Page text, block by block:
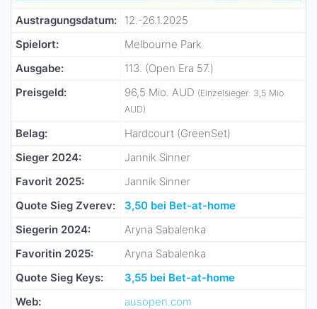
Austragungsdatum:
12.-26.1.2025
Spielort:
Melbourne Park
Ausgabe:
113. (Open Era 57.)
Preisgeld:
96,5 Mio. AUD (Einzelsieger: 3,5 Mio.
AUD)
Belag:
Hardcourt (GreenSet)
Sieger 2024:
Jannik Sinner
Favorit 2025:
Jannik Sinner
Quote Sieg Zverev:
3,50 bei Bet-at-home
Siegerin 2024:
Aryna Sabalenka
Favoritin 2025:
Aryna Sabalenka
Quote Sieg Keys:
3,55 bei Bet-at-home
Web:
ausopen.com